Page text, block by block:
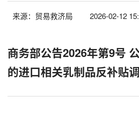
来源：贸易救济局 2026-02-12
商务部公告2026年第9号
的进口相关乳制品反补贴